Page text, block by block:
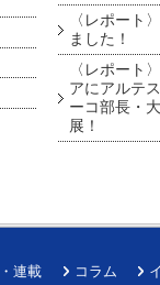
〈レポート
ました！
〈レポート
アにアルテ
ーコ部長・
展！
連載 コラム